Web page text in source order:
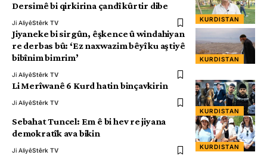
KURDISTAN
Dersimê bi qirkirina çandî kûrtir dibe
Ji AliyêStêrk TV
KURDISTAN
Jiyaneke bi sirgûn, êşkence û windahiyan
re derbas bû: ‘Ez naxwazim bêyî ku aştiyê
bibînim bimrim’
Ji AliyêStêrk TV
KURDISTAN
Li Merîwanê 6 Kurd hatin binçavkirin
Ji AliyêStêrk TV
KURDISTAN
Sebahat Tuncel: Em ê bi hev re jiyana
demokratîk ava bikin
Ji AliyêStêrk TV